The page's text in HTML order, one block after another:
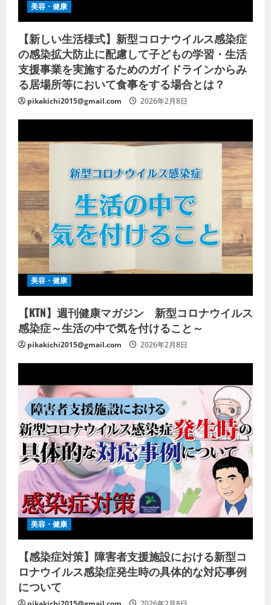
美容・健康
【新しい生活様式】新型コロナウイルス感染症
の感染拡大防止に配慮して子どもの学習・生活
支援事業を実施するためのガイドラインからみ
る居場所等において食事をする場合とは？
pikakichi2015@gmail.com 2026年2月8日
美容・健康
【KTN】週刊健康マガジン 新型コロナウイルス
感染症～生活の中で気を付けること～
pikakichi2015@gmail.com 2026年2月8日
美容・健康
【感染症対策】障害者支援施設における新型コ
ロナウイルス感染症発生時の具体的な対応事例
について